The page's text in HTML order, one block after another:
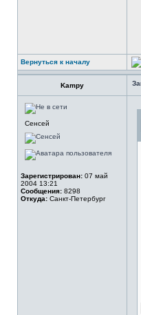
Вернуться к началу
Kampy
Сенсей
Зарегистрирован: 07 май
2004 13:21
Сообщения: 8298
Откуда: Санкт-Петербург